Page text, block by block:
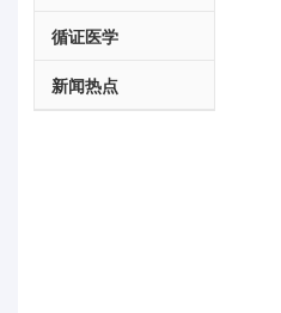
循证医学
新闻热点